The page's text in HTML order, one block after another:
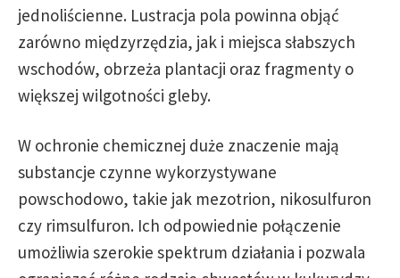
jednoliścienne. Lustracja pola powinna objąć
zarówno międzyrzędzia, jak i miejsca słabszych
wschodów, obrzeża plantacji oraz fragmenty o
większej wilgotności gleby.
W ochronie chemicznej duże znaczenie mają
substancje czynne wykorzystywane
powschodowo, takie jak mezotrion, nikosulfuron
czy rimsulfuron. Ich odpowiednie połączenie
umożliwia szerokie spektrum działania i pozwala